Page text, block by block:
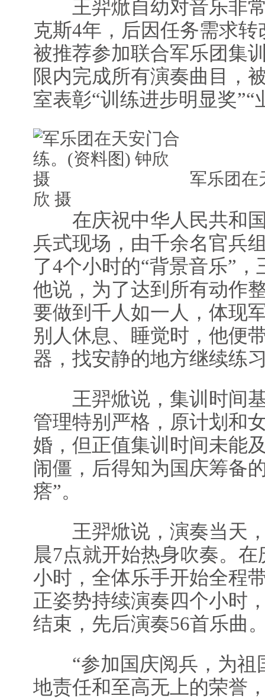
王羿焮自幼对音乐非常
克斯4年，后因任务需求
被推荐参加联合军乐团集
限内完成所有演奏曲目，
室表彰“训练进步明显奖”“
军乐团在
欣 摄
在庆祝中华人民共和国
兵式现场，由千余名官兵
了4个小时的“背景音乐”
他说，为了达到所有动作
要做到千人如一人，体现
别人休息、睡觉时，他便
器，找安静的地方继续练
王羿焮说，集训时间基
管理特别严格，原计划和
婚，但正值集训时间未能
闹僵，后得知为国庆筹备
瘩”。
王羿焮说，演奏当天，
晨7点就开始热身吹奏。
小时，全体乐手开始全程
正姿势持续演奏四个小时
结束，先后演奏56首乐曲
“参加国庆阅兵，为祖
地责任和至高无上的荣誉